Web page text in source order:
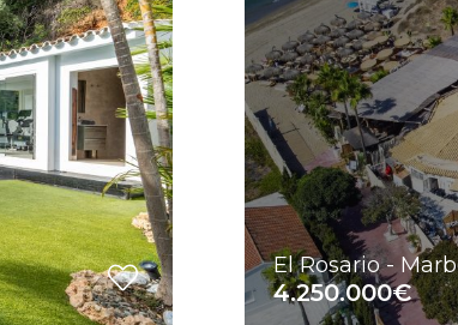
El Rosario -
4.250.000€